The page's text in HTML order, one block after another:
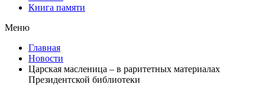
Книга памяти
Меню
Главная
Новости
Царская масленица – в раритетных материалах
Президентской библиотеки